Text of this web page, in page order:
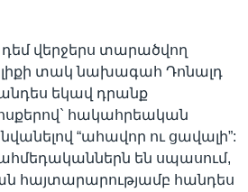
վերջերս տարածվող
տակ նախագահ Դոնալդ
եկավ դրանք
հակահրեական
“ահավոր ու ցավալի”:
են սպասում,
հայտարարությամբ հանդես